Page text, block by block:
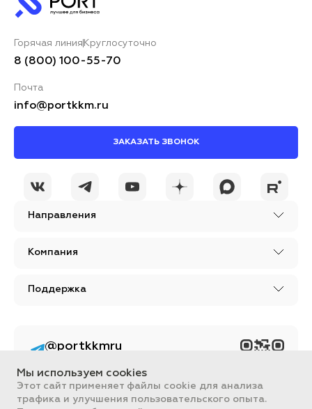
Направления
Компания
Поддержка
Горячая линия Круглосуточно
8 (800) 100-55-70
Почта
info@portkkm.ru
ЗАКАЗАТЬ ЗВОНОК
@portkkmru
контент PORT - бизнес
портал
Мы используем cookies
Этот сайт применяет файлы cookie для анализа
трафика и улучшения пользовательского опыта.